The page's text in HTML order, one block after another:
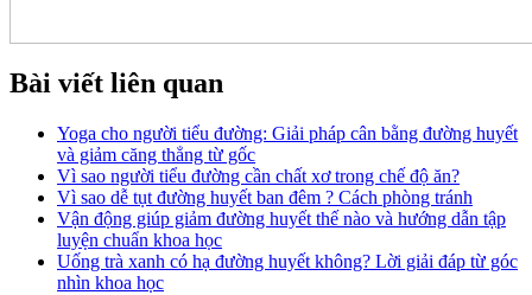
Bài viết liên quan
Yoga cho người tiểu đường: Giải pháp cân bằng đường huyết
và giảm căng thẳng từ gốc
Vì sao người tiểu đường cần chất xơ trong chế độ ăn?
Vì sao dễ tụt đường huyết ban đêm ? Cách phòng tránh
Vận động giúp giảm đường huyết thế nào và hướng dẫn tập
luyện chuẩn khoa học
Uống trà xanh có hạ đường huyết không? Lời giải đáp từ góc
nhìn khoa học